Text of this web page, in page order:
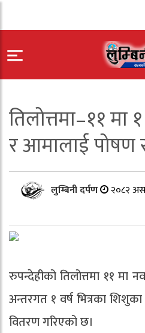
तिलोत्तमा–११ मा
र आमालाई पोषण
लुम्बिनी दर्पण २०८२
रुपन्देहीको तिलोत्तमा ११ मा
अन्तरगत १ वर्ष भित्रका
वितरण गरिएको छ।